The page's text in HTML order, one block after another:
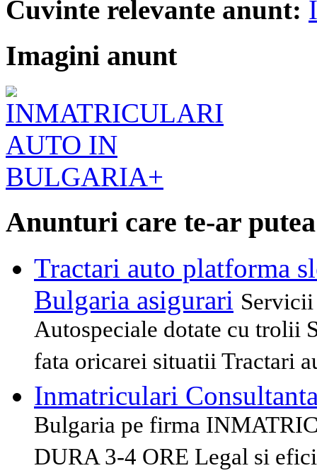
Cuvinte relevante anunt:
Imagini anunt
Anunturi care te-ar
Tractari auto platforma
Bulgaria asigurari
Autospeciale dotate cu trolii
fata oricarei situatii Tractari
Inmatriculari
Bulgaria pe firma
DURA 3-4 ORE Legal si